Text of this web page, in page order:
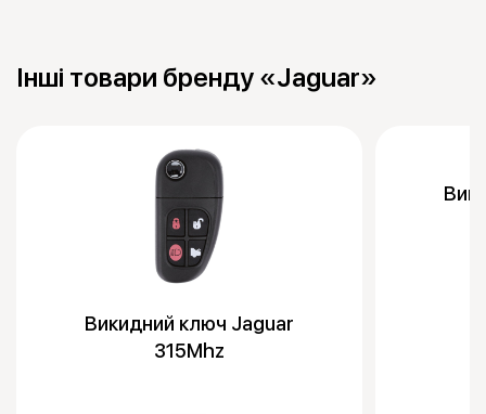
Інші товари бренду «Jaguar»
Викидний ключ Jaguar
315Mhz